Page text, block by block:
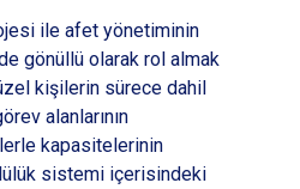
ile afet yönetiminin
gönüllü olarak rol almak
kişilerin sürece dahil
alanlarının
kapasitelerinin
sistemi içerisindeki